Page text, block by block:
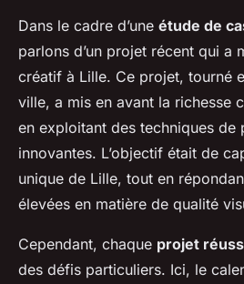
Dans le cadre d’une étude de
parlons d’un projet récent qui a
créatif à Lille. Ce projet, tourné
ville, a mis en avant la richesse
en exploitant des techniques de
innovantes. L’objectif était de
unique de Lille, tout en
élevées en matière de qualité
Cependant, chaque projet
des défis particuliers. Ici, le